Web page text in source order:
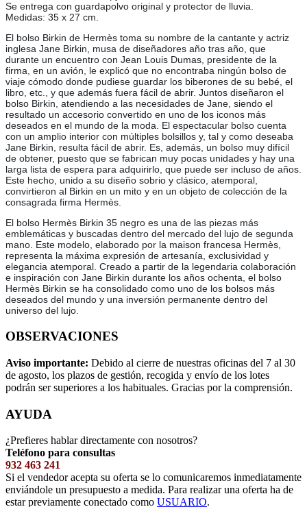
Se entrega con guardapolvo original y protector de lluvia.
Medidas: 35 x 27 cm.
El bolso Birkin de Hermès toma su nombre de la cantante y actriz
inglesa Jane Birkin, musa de diseñadores año tras año, que
durante un encuentro con Jean Louis Dumas, presidente de la
firma, en un avión, le explicó que no encontraba ningún bolso de
viaje cómodo donde pudiese guardar los biberones de su bebé, el
libro, etc., y que además fuera fácil de abrir. Juntos diseñaron el
bolso Birkin, atendiendo a las necesidades de Jane, siendo el
resultado un accesorio convertido en uno de los iconos más
deseados en el mundo de la moda. El espectacular bolso cuenta
con un amplio interior con múltiples bolsillos y, tal y como deseaba
Jane Birkin, resulta fácil de abrir. Es, además, un bolso muy difícil
de obtener, puesto que se fabrican muy pocas unidades y hay una
larga lista de espera para adquirirlo, que puede ser incluso de años.
Este hecho, unido a su diseño sobrio y clásico, atemporal,
convirtieron al Birkin en un mito y en un objeto de colección de la
consagrada firma Hermès.
El bolso Hermès Birkin 35 negro es una de las piezas más
emblemáticas y buscadas dentro del mercado del lujo de segunda
mano. Este modelo, elaborado por la maison francesa Hermès,
representa la máxima expresión de artesanía, exclusividad y
elegancia atemporal. Creado a partir de la legendaria colaboración
e inspiración con Jane Birkin durante los años ochenta, el bolso
Hermès Birkin se ha consolidado como uno de los bolsos más
deseados del mundo y una inversión permanente dentro del
universo del lujo.
OBSERVACIONES
Aviso importante: Debido al cierre de nuestras oficinas del 7 al 30
de agosto, los plazos de gestión, recogida y envío de los lotes
podrán ser superiores a los habituales. Gracias por la comprensión.
AYUDA
¿Prefieres hablar directamente con nosotros?
Teléfono para consultas
932 463 241
Si el vendedor acepta su oferta se lo comunicaremos inmediatamente
enviándole un presupuesto a medida. Para realizar una oferta ha de
estar previamente conectado como USUARIO.